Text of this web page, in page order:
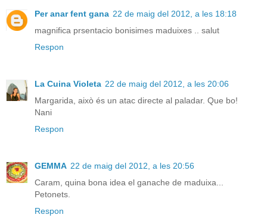
Per anar fent gana 22 de maig del 2012, a les 18:18
magnifica prsentacio bonisimes maduixes .. salut
Respon
La Cuina Violeta 22 de maig del 2012, a les 20:06
Margarida, això és un atac directe al paladar. Que bo!
Nani
Respon
GEMMA 22 de maig del 2012, a les 20:56
Caram, quina bona idea el ganache de maduixa...
Petonets.
Respon